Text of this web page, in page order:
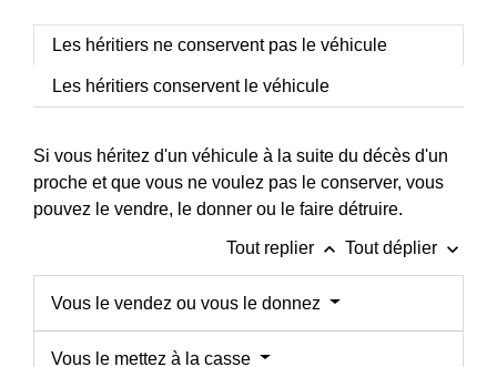
Les héritiers ne conservent pas le véhicule
Les héritiers conservent le véhicule
Si vous héritez d'un véhicule à la suite du décès d'un
proche et que vous ne voulez pas le conserver, vous
pouvez le vendre, le donner ou le faire détruire.
Tout replier keyboard_arrow_up Tout déplier keyboard_arrow_down
Vous le vendez ou vous le donnez
Vous le mettez à la casse